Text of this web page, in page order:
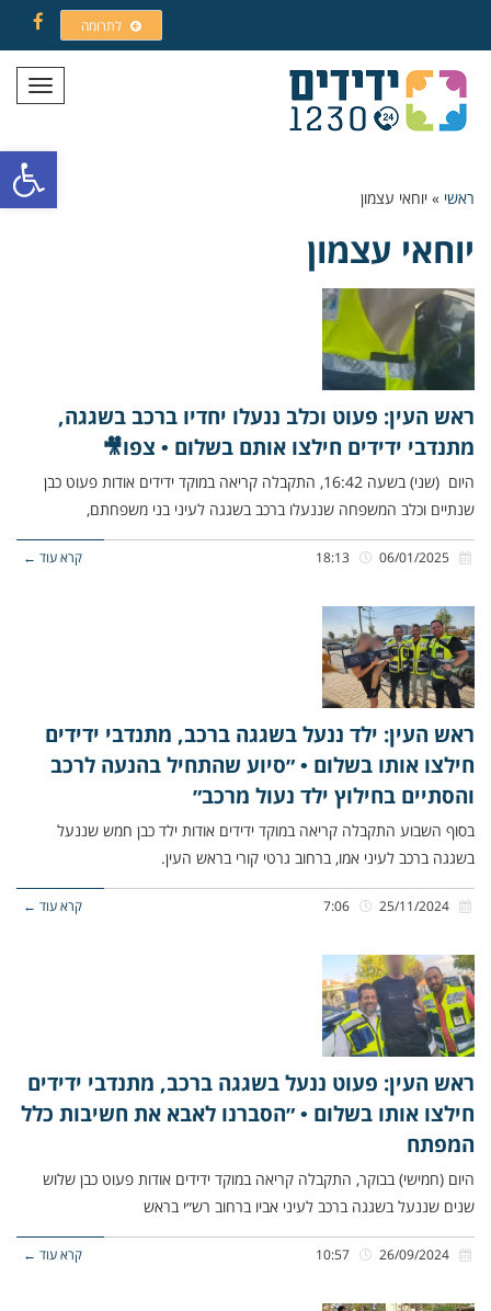
פתח
לתרומה
תפריט
ראשי » יוחאי עצמון
יוחאי עצמון
ראש העין: פעוט וכלב ננעלו יחדיו ברכב בשגגה,
מתנדבי ידידים חילצו אותם בשלום • צפו🎥
היום (שני) בשעה 16:42, התקבלה קריאה במוקד ידידים אודות פעוט כבן
שנתיים וכלב המשפחה שננעלו ברכב בשגגה לעיני בני משפחתם,
קרא עוד ←
ראש העין: ילד ננעל בשגגה ברכב, מתנדבי ידידים
חילצו אותו בשלום • ״סיוע שהתחיל בהנעה לרכב
והסתיים בחילוץ ילד נעול מרכב״
בסוף השבוע התקבלה קריאה במוקד ידידים אודות ילד כבן חמש שננעל
בשגגה ברכב לעיני אמו, ברחוב גרטי קורי בראש העין.
קרא עוד ←
ראש העין: פעוט ננעל בשגגה ברכב, מתנדבי ידידים
חילצו אותו בשלום • ״הסברנו לאבא את חשיבות כלל
המפתח
היום (חמישי) בבוקר, התקבלה קריאה במוקד ידידים אודות פעוט כבן שלוש
שנים שננעל בשגגה ברכב לעיני אביו ברחוב רש״י בראש
קרא עוד ←